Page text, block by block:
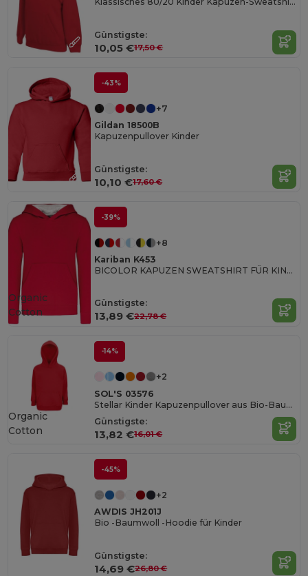
Günstigste:
10,05 €17,50 €
-43%
+7
Gildan 18500B
Kapuzenpullover Kinder
Günstigste:
10,10 €17,60 €
-39%
+8
Kariban K453
BICOLOR KAPUZEN SWEATSHIRT FÜR KINDER
Günstigste:
13,89 €22,78 €
Organic
Cotton
-14%
+2
SOL'S 03576
Stellar Kinder Kapuzenpullover aus Bio-Baumwolle
Günstigste:
13,82 €16,01 €
Organic
Cotton
-45%
+2
AWDIS JH201J
Bio -Baumwoll -Hoodie für Kinder
Günstigste:
14,69 €26,80 €